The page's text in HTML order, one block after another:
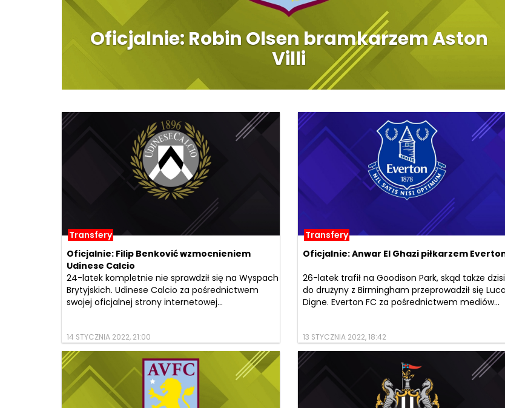
Oficjalnie: Robin Olsen bramkarzem Aston
Villi
Transfery
Oficjalnie: Filip Benković wzmocnieniem
Udinese Calcio
24-latek kompletnie nie sprawdził się na Wyspach
Brytyjskich. Udinese Calcio za pośrednictwem
swojej oficjalnej strony internetowej...
14 STYCZNIA 2022, 21:00
Transfery
Oficjalnie: Anwar El Ghazi piłkarzem
26-latek trafił na Goodison Park, skąd także
do drużyny z Birmingham przeprowadził się
Digne. Everton FC za pośrednictwem mediów...
13 STYCZNIA 2022, 18:42